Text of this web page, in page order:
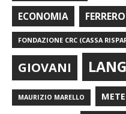
ECONOMIA FERRERO
FONDAZIONE CRC (CASSA
GIOVANI
MAURIZIO MARELLO